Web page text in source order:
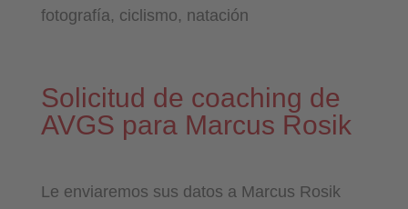
fotografía, ciclismo, natación
Solicitud de coaching de
AVGS para Marcus Rosik
Le enviaremos sus datos a Marcus Rosik